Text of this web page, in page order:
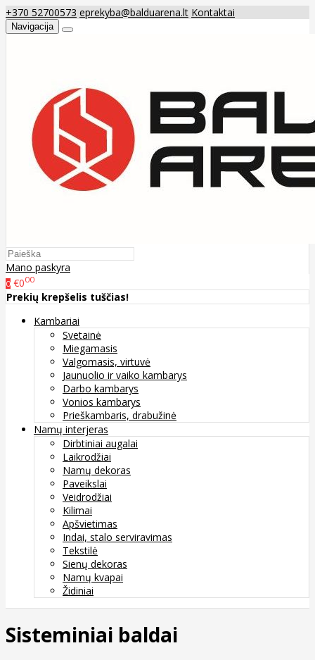
+370 52700573 eprekyba@balduarena.lt Kontaktai
Navigacija
Mano paskyra
0 €000
Prekių krepšelis tuščias!
Kambariai
Svetainė
Miegamasis
Valgomasis, virtuvė
Jaunuolio ir vaiko kambarys
Darbo kambarys
Vonios kambarys
Prieškambaris, drabužinė
Namų interjeras
Dirbtiniai augalai
Laikrodžiai
Namų dekoras
Paveikslai
Veidrodžiai
Kilimai
Apšvietimas
Indai, stalo serviravimas
Tekstilė
Sienų dekoras
Namų kvapai
Židiniai
Sisteminiai baldai